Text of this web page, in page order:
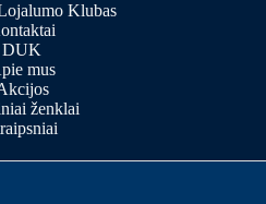
Klubas
DUK
mus
ženklai